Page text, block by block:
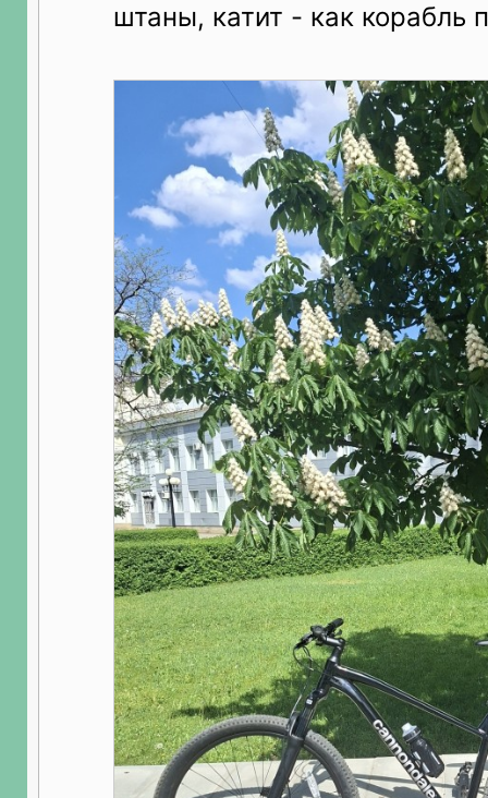
штаны, катит - как корабль